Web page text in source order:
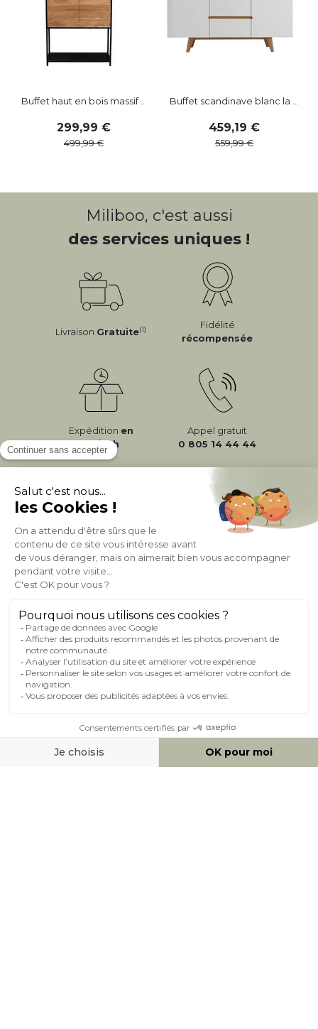
Buffet haut en bois massif ...
299,99
499,99
Buffet scandinave blanc la ...
459,19
559,99
Miliboo, c'est aussi
des services uniques !
Livraison Gratuite(1)
Fidélité
récompensée
Expédition en
24/72h
Appel gratuit
0 805 14 44 44
À PROPOS DE MILIBOO
AIDE & CONTACT